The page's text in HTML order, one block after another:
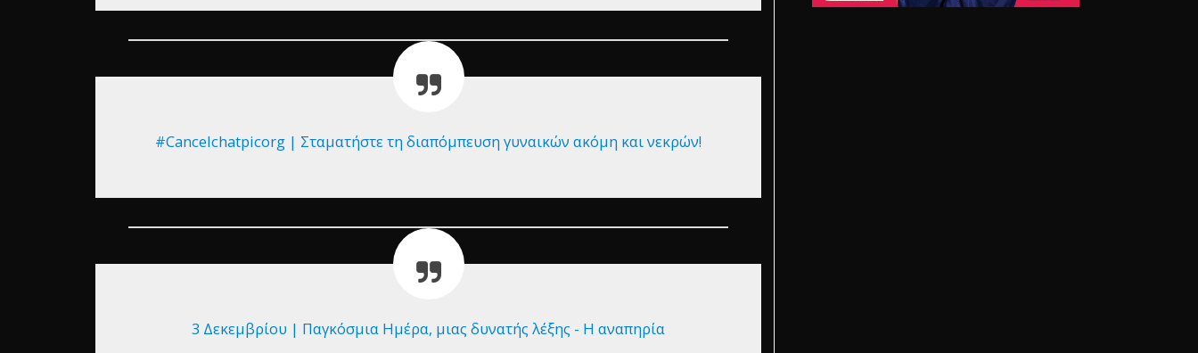
#Cancelchatpicorg | Σταματήστε τη διαπόμπευση γυναικών ακόμη και νεκρών!
3 Δεκεμβρίου | Παγκόσμια Ημέρα, μιας δυνατής λέξης - Η αναπηρία